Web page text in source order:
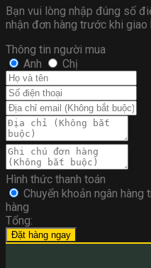
Bạn vui lòng nhập đúng số
nhận đơn hàng trước khi giao
Thông tin người mua
Anh
Chị
Hình thức thanh toán
Chuyển khoản ngân hàng
hàng
Tổng:
Đặt hàng ngay